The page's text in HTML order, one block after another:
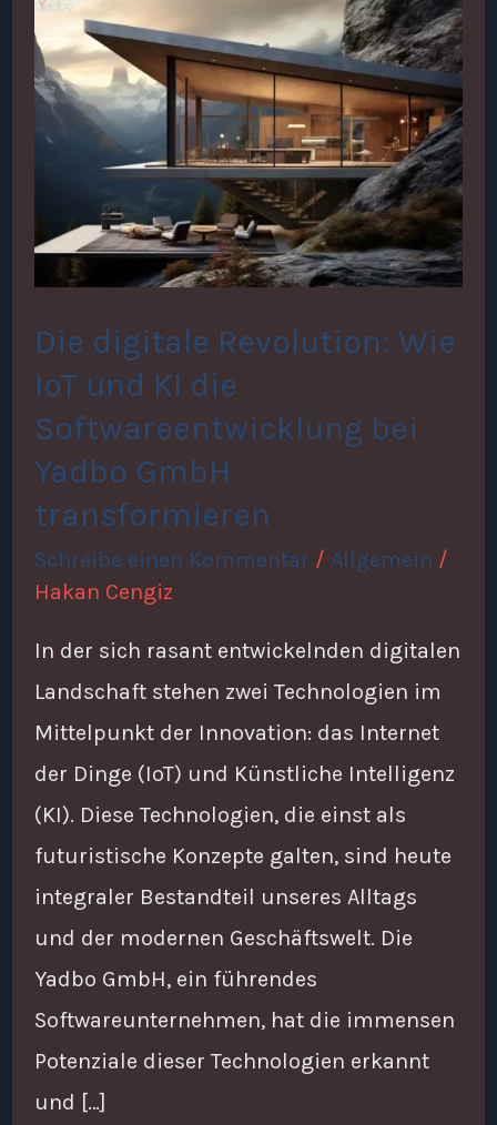
Die digitale Revolution: Wie
IoT und KI die
Softwareentwicklung bei
Yadbo GmbH
transformieren
Schreibe einen Kommentar / Allgemein /
Hakan Cengiz
In der sich rasant entwickelnden digitalen
Landschaft stehen zwei Technologien im
Mittelpunkt der Innovation: das Internet
der Dinge (IoT) und Künstliche Intelligenz
(KI). Diese Technologien, die einst als
futuristische Konzepte galten, sind heute
integraler Bestandteil unseres Alltags
und der modernen Geschäftswelt. Die
Yadbo GmbH, ein führendes
Softwareunternehmen, hat die immensen
Potenziale dieser Technologien erkannt
und […]
Die
digitale
Revolution:
Wie
und
KI
Softwareentwicklung
bei
Yadbo
GmbH
transformieren